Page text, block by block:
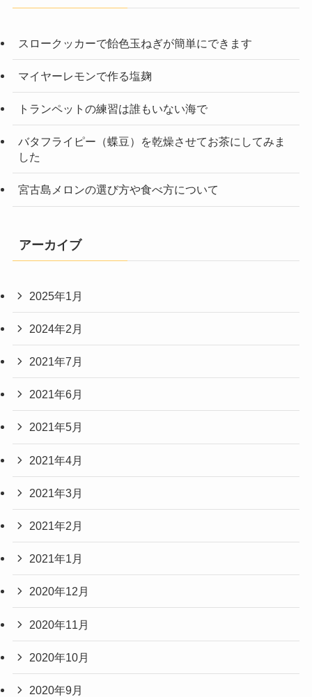
スロークッカーで飴色玉ねぎが簡単にできます
マイヤーレモンで作る塩麹
トランペットの練習は誰もいない海で
バタフライピー（蝶豆）を乾燥させてお茶にしてみま
した
宮古島メロンの選び方や食べ方について
アーカイブ
2025年1月
2024年2月
2021年7月
2021年6月
2021年5月
2021年4月
2021年3月
2021年2月
2021年1月
2020年12月
2020年11月
2020年10月
2020年9月